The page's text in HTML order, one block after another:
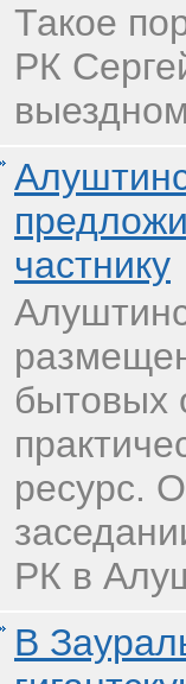
Такое
РК
частнику
бытовых
ресурс.
РК в
В